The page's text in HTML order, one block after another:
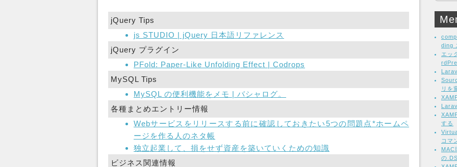
jQuery Tips
js STUDIO | jQuery 日本語リファレンス
jQuery プラグイン
PFold: Paper-Like Unfolding Effect | Codrops
MySQL Tips
MySQL の便利機能をメモ | バシャログ。
各種まとめエントリー情報
Webサービスをリリースする前に確認しておきたい5つの問題点*ホームペ
ージを作る人のネタ帳
独立起業して、損をせず資産を築いていくための知識
ビジネス関連情報
ding
エッ
リを
する
コマ
MAC
の